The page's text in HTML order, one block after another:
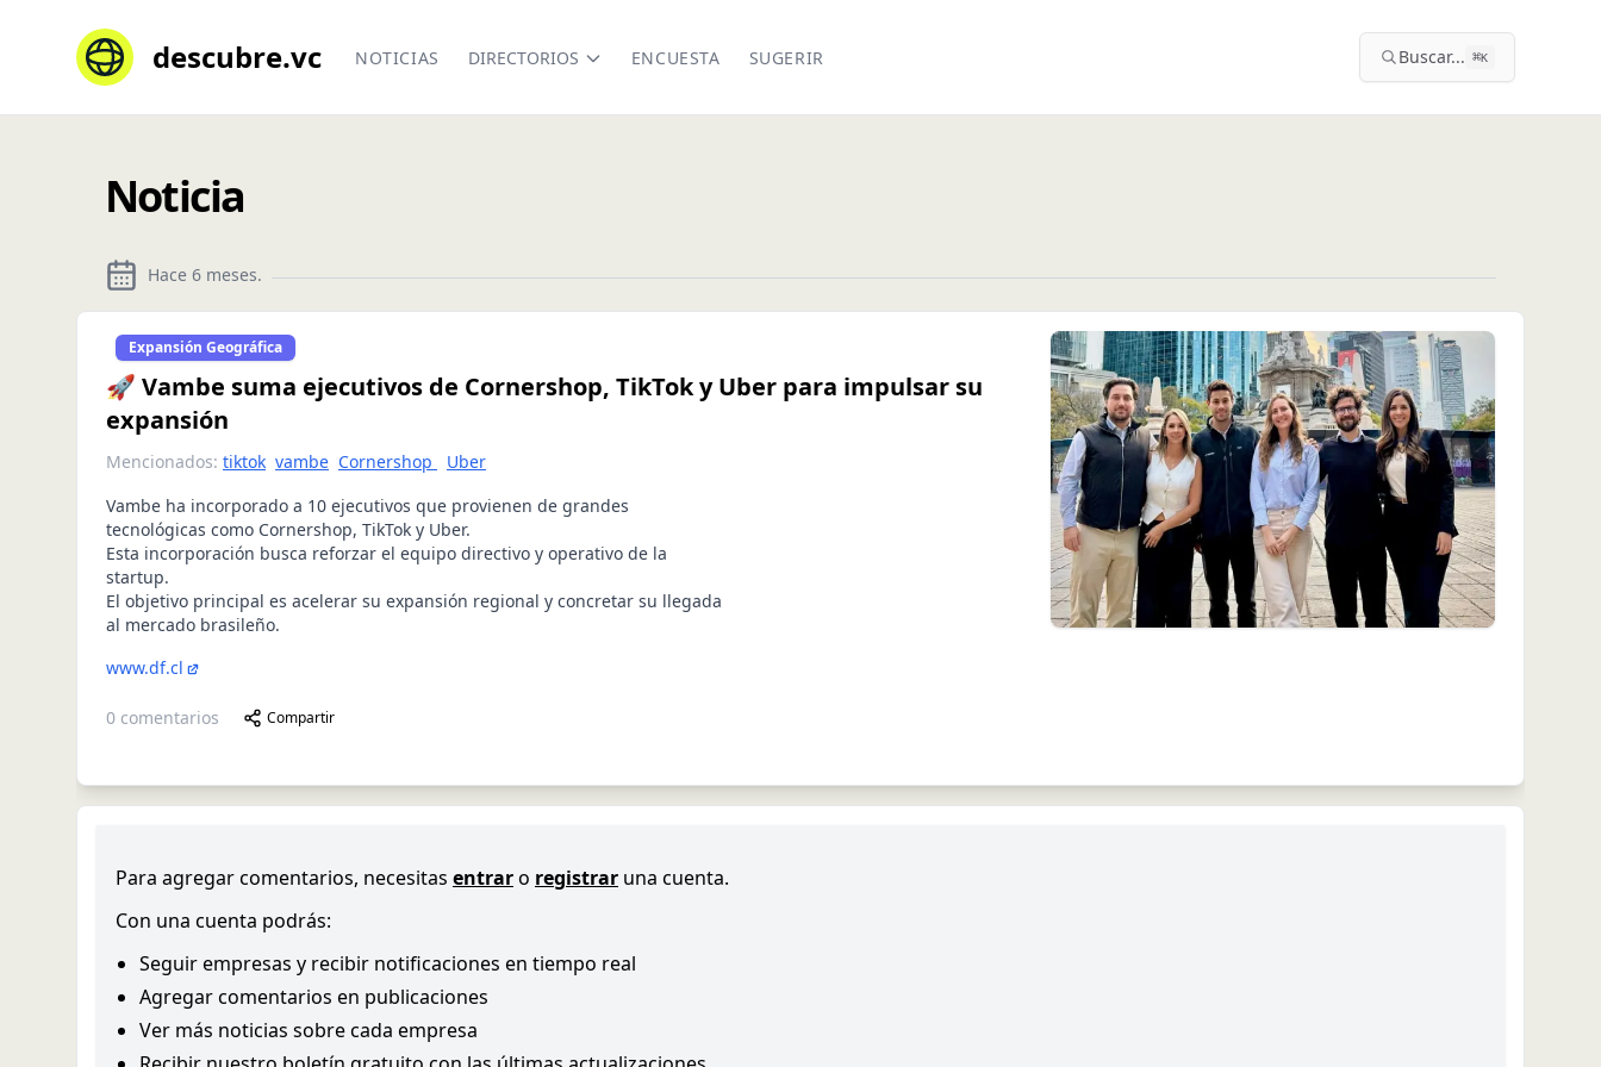
descubre.vc NOTICIAS DIRECTORIOS ENCUESTA SUGERIR Buscar... ⌘K
Noticia
Hace 6 meses.
Expansión Geográfica
🚀 Vambe suma ejecutivos de Cornershop, TikTok y Uber para impulsar su
expansión
Mencionados: tiktok vambe Cornershop
Uber
Vambe ha incorporado a 10 ejecutivos que provienen de grandes
tecnológicas como Cornershop, TikTok y Uber.
Esta incorporación busca reforzar el equipo directivo y operativo de la
startup.
El objetivo principal es acelerar su expansión regional y concretar su llegada
al mercado brasileño.
www.df.cl
0 comentarios Compartir
Para agregar comentarios, necesitas entraro registrar una cuenta.
Con una cuenta podrás:
Seguir empresas y recibir notificaciones en tiempo real
Agregar comentarios en publicaciones
Ver más noticias sobre cada empresa